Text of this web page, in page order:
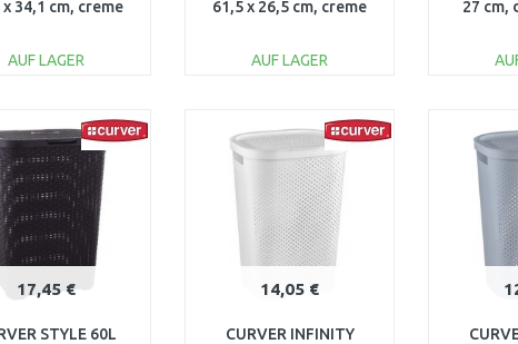
x 34,1 cm, creme
AUF LAGER
Vergleichen
61,5 x 26,5 cm, creme
AUF LAGER
Vergleichen
27 cm,
17,45 €
STYLE 60L
14,05 €
CURVER INFINITY